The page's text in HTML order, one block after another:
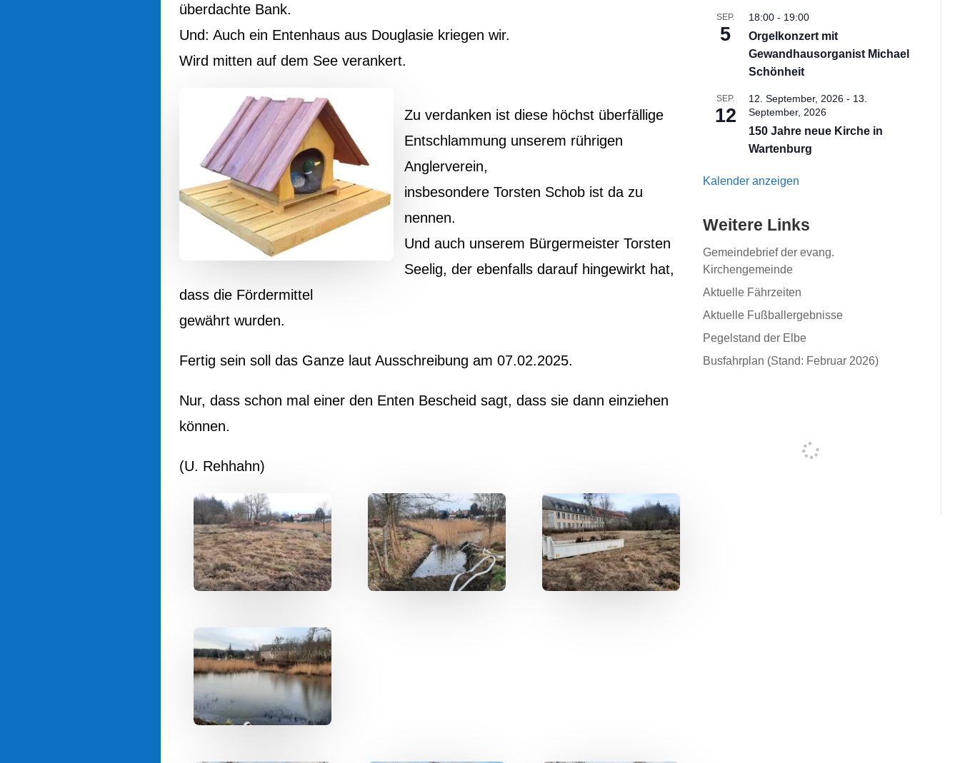
überdachte Bank.
Und: Auch ein Entenhaus aus Douglasie kriegen wir.
Wird mitten auf dem See verankert.
Zu verdanken ist diese höchst überfällige
Entschlammung unserem rührigen
Anglerverein,
insbesondere Torsten Schob ist da zu
nennen.
Und auch unserem Bürgermeister Torsten
Seelig, der ebenfalls darauf hingewirkt hat,
dass die Fördermittel
gewährt wurden.
Fertig sein soll das Ganze laut Ausschreibung am 07.02.2025.
Nur, dass schon mal einer den Enten Bescheid sagt, dass sie dann einziehen
können.
(U. Rehhahn)
SEP.
5
18:00- 19:00
Orgelkonzert mit
Gewandhausorganist Michael
Schönheit
SEP.
12
12. September, 2026- 13.
September, 2026
150 Jahre neue Kirche in
Wartenburg
Kalender anzeigen
Weitere Links
Gemeindebrief der evang.
Kirchengemeinde
Aktuelle Fährzeiten
Aktuelle Fußballergebnisse
Pegelstand der Elbe
Busfahrplan (Stand: Februar 2026)